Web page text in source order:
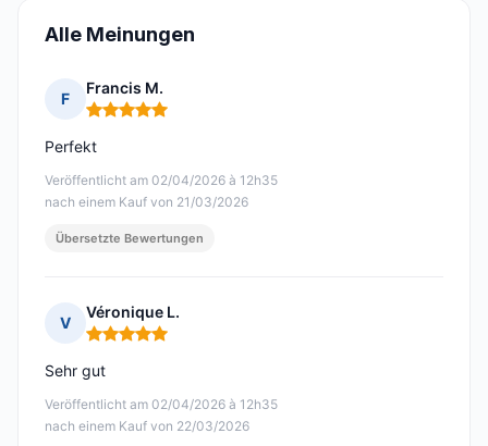
Alle Meinungen
F
Francis M.
Hinweis: 5 von 5
Veröffentlicht am 02/04/2026 à 12h35
nach einem Kauf von 21/03/2026
Perfekt
Übersetzte Bewertungen
V
Véronique L.
Hinweis: 5 von 5
Veröffentlicht am 02/04/2026 à 12h35
nach einem Kauf von 22/03/2026
Sehr gut